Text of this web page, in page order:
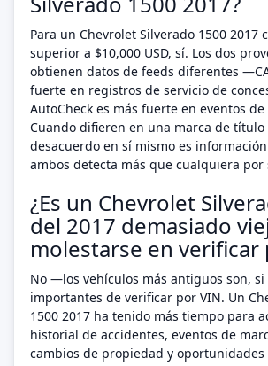
Para un Chevrolet Silverado 1500 2017
superior a $10,000 USD, sí. Los dos
obtienen datos de feeds diferentes
fuerte en registros de servicio de
AutoCheck es más fuerte en eventos de
Cuando difieren en una marca de título
desacuerdo en sí mismo es
ambos detecta más que cualquiera por
¿Es un Chevrolet
del 2017 demasiado
molestarse en verificar
No —los vehículos más antiguos son, si
importantes de verificar por VIN. Un
1500 2017 ha tenido más tiempo para
historial de accidentes, eventos de
cambios de propiedad y oportunidades